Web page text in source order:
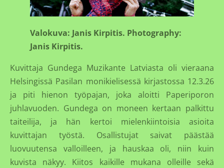
Valokuva: Janis Kirpitis. Photography:
Janis Kirpitis.
Kuvittaja Gundega Muzikante Latviasta oli vieraana
Helsingissä Pasilan monikielisessä kirjastossa 12.3.26
ja piti hienon työpajan, joka aloitti Paperiporon
juhlavuoden. Gundega on moneen kertaan palkittu
taiteilija, ja hän kertoi mielenkiintoisia asioita
kuvittajan työstä. Osallistujat saivat päästää
luovuutensa valloilleen, ja hauskaa oli, niin kuin
kuvista näkyy. Kiitos kaikille mukana olleille sekä